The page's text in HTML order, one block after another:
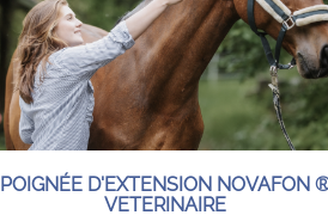
POIGNÉE D'EXTENSION NOVAFON
VETERINAIRE